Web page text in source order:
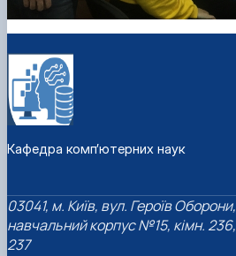
Кафедра комп’ютерних наук
03041, м. Київ, вул. Героїв Оборони,
навчальний корпус №15, кімн. 236,
237